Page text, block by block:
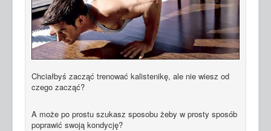
Chciałbyś zacząć trenować kalistenikę, ale nie wiesz od
czego zacząć?
A może po prostu szukasz sposobu żeby w prosty sposób
poprawić swoją kondycję?